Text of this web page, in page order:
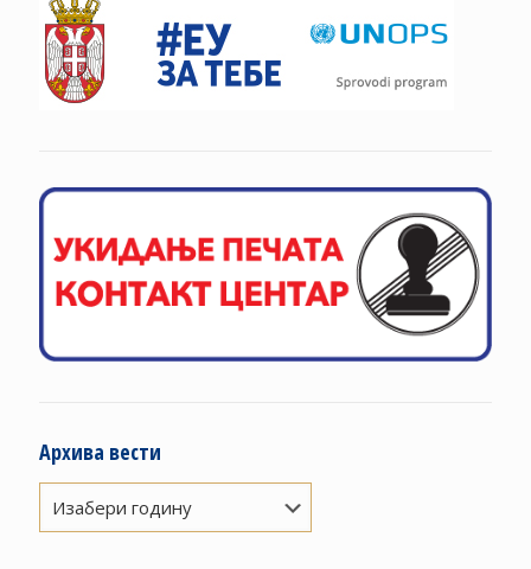
Архива вести